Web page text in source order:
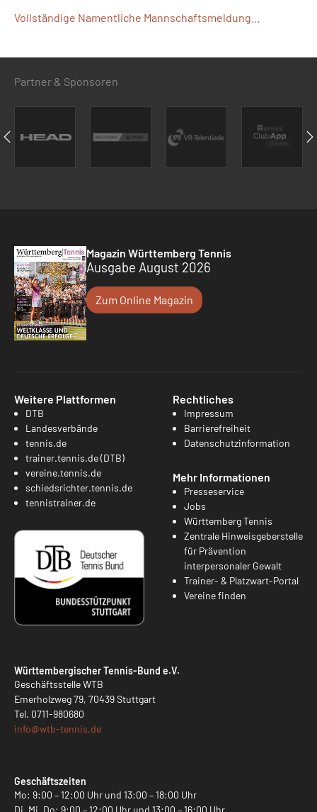
Vollständige Namentliche Mannschaftsmeldung...
Partner & Sponsoren
Magazin Württemberg Tennis
Ausgabe August 2026
Zum Online Magazin
Weitere Plattformen
DTB
Landesverbände
tennis.de
trainer.tennis.de (DTB)
vereine.tennis.de
schiedsrichter.tennis.de
tennistrainer.de
Rechtliches
Impressum
Barrierefreiheit
Datenschutzinformation
Mehr Informationen
Presseservice
Jobs
Württemberg Tennis
Zentrale Hinweisgeberstelle
für Prävention
interpersonaler Gewalt
Trainer- & Platzwart-Portal
Vereine finden
Württembergischer Tennis-Bund e.V.
Geschäftsstelle WTB
Emerholzweg 79, 70439 Stuttgart
Tel. 0711-980680
info@wtb-tennis.de
Geschäftszeiten
Mo: 9:00 – 12:00 Uhr und 13:00 – 18:00 Uhr
Di, Mi, Do: 9:00 – 12:00 Uhr und 13:00 – 16:00 Uhr